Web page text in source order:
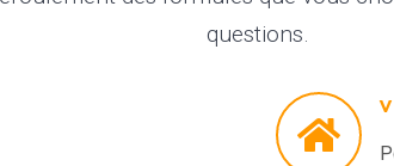
questions.